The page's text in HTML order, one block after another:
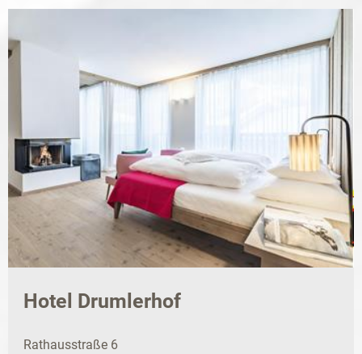
Hotel Drumlerhof
Rathausstraße 6